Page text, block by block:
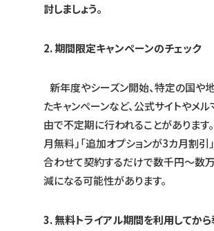
討しましょう。
2. 期間限定キャンペーンのチェック
新年度やシーズン開始、特定の国や
たキャンペーンなど、公式サイトやメ
由で不定期に行われることがあります
月無料」「追加オプションが3カ月割引
合わせて契約するだけで数千円～数
減になる可能性があります。
3. 無料トライアル期間を利用してか